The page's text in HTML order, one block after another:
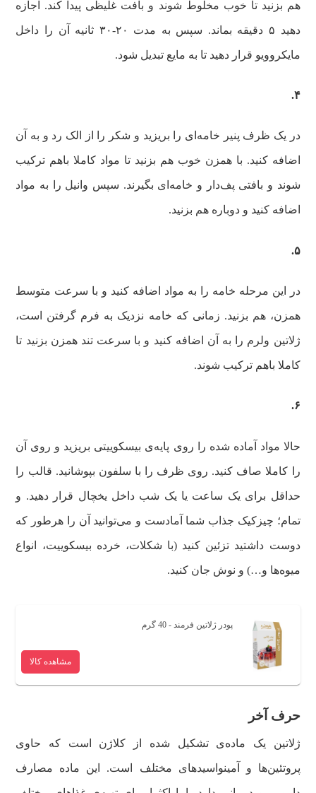
هم بزنید تا خوب مخلوط شوند و بافت غلیظی پیدا کند. اجازه
دهید ۵ دقیقه بماند. سپس به مدت ۲۰-۳۰ ثانیه آن را داخل
مایکروویو قرار دهید تا به مایع تبدیل شود.
۴.
در یک ظرف پنیر خامه‌ای را بریزید و شکر را از الک رد و به آن
اضافه کنید. با همزن خوب هم بزنید تا مواد کاملا باهم ترکیب
شوند و بافتی پف‌دار و خامه‌ای بگیرند. سپس وانیل را به مواد
اضافه کنید و دوباره هم بزنید.
۵.
در این مرحله خامه را به مواد اضافه کنید و با سرعت متوسط
همزن، هم بزنید. زمانی که خامه نزدیک به فرم گرفتن است،
ژلاتین ولرم را به آن اضافه کنید و با سرعت تند همزن بزنید تا
کاملا باهم ترکیب شوند.
۶.
حالا مواد آماده شده را روی پایه‌ی بیسکوییتی بریزید و روی آن
را کاملا صاف کنید. روی ظرف را با سلفون بپوشانید. قالب را
حداقل برای یک ساعت یا یک شب داخل یخچال قرار دهید. و
تمام؛ چیزکیک جذاب شما آمادست و می‌توانید آن را هرطور که
دوست داشتید تزئین کنید (با شکلات، خرده بیسکوییت، انواع
میوه‌ها و…) و نوش جان کنید.
پودر ژلاتین فرمند - 40 گرم
مشاهده کالا
حرف آخر
ژلاتین یک ماده‌ی تشکیل شده از کلاژن است که حاوی
پروتئین‌ها و آمینواسیدهای مختلف است. این ماده مصارف